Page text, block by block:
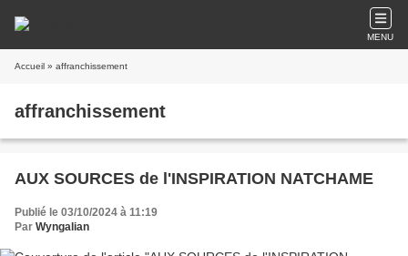
MENU
Accueil » affranchissement
affranchissement
AUX SOURCES de l'INSPIRATION NATCHAME
Publié le 03/10/2024 à 11:19
Par Wyngalian